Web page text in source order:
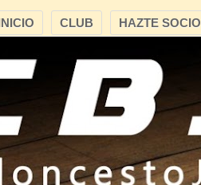
HAZTE SOCIO
CLUB